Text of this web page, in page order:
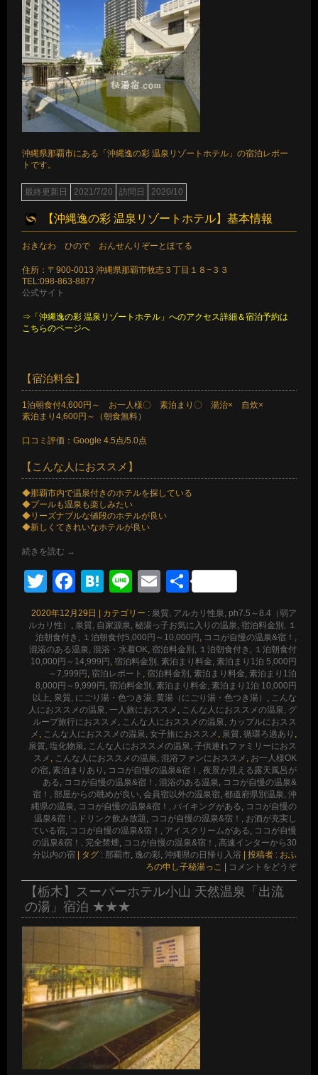
沖縄県那覇市にある「沖縄逸の彩 温泉リゾートホテル」の宿泊レポー
トです。
最終更新日 2021/7/20 訪問日 2020/10
【沖縄逸の彩 温泉リゾートホテル】基本情報
おきなわ ひので おんせんりぞーとほてる
住所：〒900-0013 沖縄県那覇市牧志３丁目１８−３３
TEL:098-863-8877
公式サイト
⇒「沖縄逸の彩 温泉リゾートホテル」へのアクセス詳細＆宿泊予約は
こちらのページへ
【宿泊料金】
1泊朝食付4,600円～ お一人様〇 素泊まり〇 湯治× 自炊×
素泊まり4,600円～（朝食無料）
口コミ評価：Google 4.5点/5.0点
【こんな人におススメ】
◆那覇市内で温泉付きのホテルを探している
◆プールも温泉も楽しみたい
◆リーズナブルな値段のホテルが良い
◆新しくてきれいなホテルが良い
続きを読む →
TwitterFacebook
Hatena
LineEmail
共
有
2020年12月29日 | カテゴリー : 泉質, アルカリ性泉, ph7.5～8.4（弱ア
ルカリ性） , 泉質, 自家源泉, 秘湯っ子お気に入りの温泉, 宿泊料金別, １
泊朝食付き, １泊朝食付5,000円～10,000円, ココが自慢の温泉&宿！,
混浴のある温泉, 混浴・水着OK, 宿泊料金別, １泊朝食付き, １泊朝食付
10,000円～14,999円, 宿泊料金別, 素泊まり料金, 素泊まり1泊 5,000円
～7,999円, 宿泊レポート , 宿泊料金別, 素泊まり料金, 素泊まり1泊
8,000円～9,999円, 宿泊料金別, 素泊まり料金, 素泊まり1泊 10,000円
以上, 泉質, にごり湯・色つき湯, 黄湯（にごり湯・色つき湯） , こんな
人におススメの温泉, 一人旅におススメ , こんな人におススメの温泉, グ
ループ旅行におススメ , こんな人におススメの温泉, カップルにおスス
メ , こんな人におススメの温泉, 女子旅におススメ , 泉質, 循環ろ過あり ,
泉質, 塩化物泉, こんな人におススメの温泉, 子供連れファミリーにおス
スメ , こんな人におススメの温泉, 混浴ファンにおススメ , お一人様OK
の宿, 素泊まりあり , ココが自慢の温泉&宿！, 夜景が見える露天風呂が
ある, ココが自慢の温泉&宿！, 混浴のある温泉, ココが自慢の温泉&
宿！, 部屋からの眺めが良い, 会員宿以外の温泉宿, 都道府県別温泉, 沖
縄県の温泉, ココが自慢の温泉&宿！, バイキングがある, ココが自慢の
温泉&宿！, ドリンク飲み放題, ココが自慢の温泉&宿！, お酒が充実し
ている宿, ココが自慢の温泉&宿！, アイスクリームがある, ココが自慢
の温泉&宿！, 完全禁煙, ココが自慢の温泉&宿！, 高速インターから30
分以内の宿 | タグ : 那覇市, 逸の彩, 沖縄県の日帰り入浴 | 投稿者 : おふ
ろの申し子秘湯っこ | コメントをどうぞ
【栃木】スーパーホテル小山 天然温泉「出流
の湯」宿泊 ★★★